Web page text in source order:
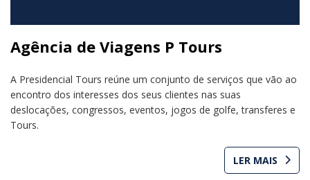
Agência de Viagens P Tours
A Presidencial Tours reúne um conjunto de serviços que vão ao
encontro dos interesses dos seus clientes nas suas
deslocações, congressos, eventos, jogos de golfe, transferes e
Tours.
LER MAIS